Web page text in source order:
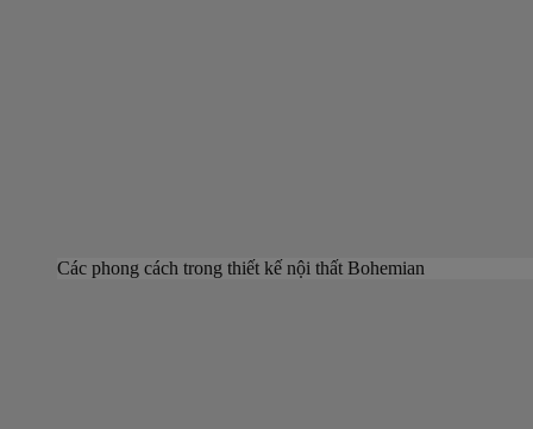
Các phong cách trong thiết kế nội thất Bohemian